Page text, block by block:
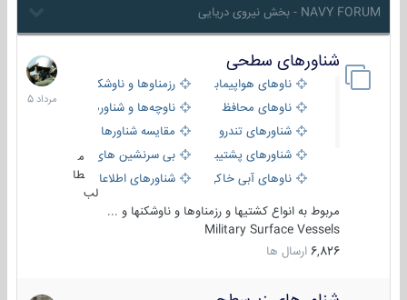
NAVY FORUM - بخش نیروی دریایی
شناورهای سطحی
ناوهای هواپیمابر و بالگرد بررزمناوها و ناوشکن‌ها
ناوهای محافظ
ناوچه‌ها و شناورهای گشتی
شناورهای تندرو
مقایسه شناورها
شناورهای پشتیبانی
بی سرنشین های دریایی
ناوهای آبی خاکی و نیروبرشناورهای اطلاعاتی و جاسوسی
طا
لب
مربوط به انواع کشتیها و رزمناوها و ناوشکنها و ...
Military Surface Vessels
6,826 ارسال ها
2
مرداد
1405